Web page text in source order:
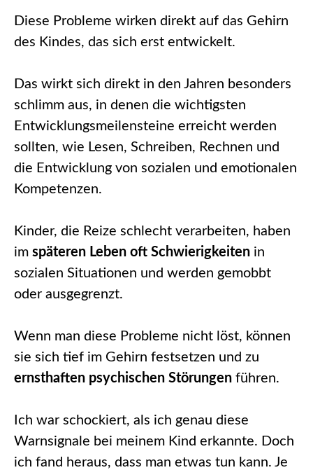
Diese Probleme wirken direkt auf das Gehirn
des Kindes, das sich erst entwickelt.
Das wirkt sich direkt in den Jahren besonders
schlimm aus, in denen die wichtigsten
Entwicklungsmeilensteine erreicht werden
sollten, wie Lesen, Schreiben, Rechnen und
die Entwicklung von sozialen und emotionalen
Kompetenzen.
Kinder, die Reize schlecht verarbeiten, haben
im späteren Leben oft Schwierigkeiten in
sozialen Situationen und werden gemobbt
oder ausgegrenzt.
Wenn man diese Probleme nicht löst, können
sie sich tief im Gehirn festsetzen und zu
ernsthaften psychischen Störungen führen.
Ich war schockiert, als ich genau diese
Warnsignale bei meinem Kind erkannte. Doch
ich fand heraus, dass man etwas tun kann. Je